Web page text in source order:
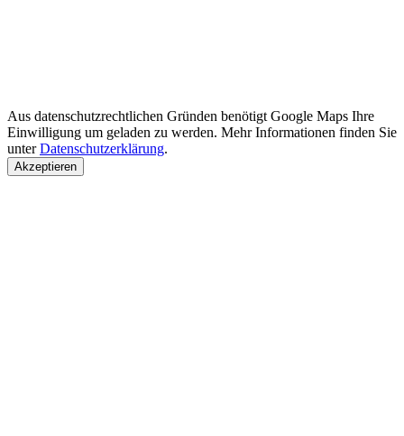
Aus datenschutzrechtlichen Gründen benötigt Google Maps Ihre
Einwilligung um geladen zu werden. Mehr Informationen finden Sie
unterDatenschutzerklärung.
Akzeptieren